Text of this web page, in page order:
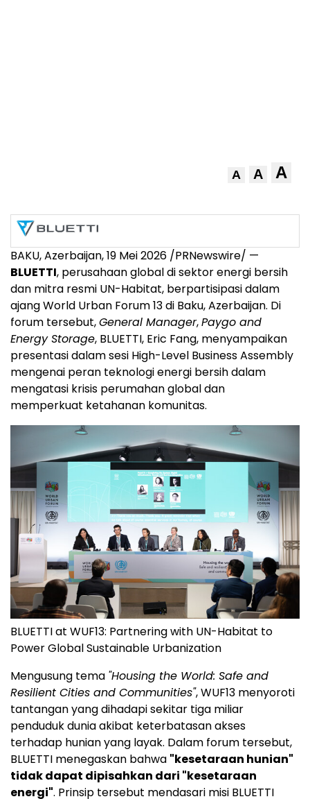
A A A
BAKU, Azerbaijan, 19 Mei 2026 /PRNewswire/ —
BLUETTI, perusahaan global di sektor energi bersih
dan mitra resmi UN-Habitat, berpartisipasi dalam
ajang World Urban Forum 13 di Baku, Azerbaijan. Di
forum tersebut,General Manager,Paygo and
Energy Storage, BLUETTI, Eric Fang, menyampaikan
presentasi dalam sesi High-Level Business Assembly
mengenai peran teknologi energi bersih dalam
mengatasi krisis perumahan global dan
memperkuat ketahanan komunitas.
BLUETTI at WUF13: Partnering with UN-Habitat to
Power Global Sustainable Urbanization
Mengusung tema "Housing the World: Safe and
Resilient Cities and Communities", WUF13 menyoroti
tantangan yang dihadapi sekitar tiga miliar
penduduk dunia akibat keterbatasan akses
terhadap hunian yang layak. Dalam forum tersebut,
BLUETTI menegaskan bahwa "kesetaraan hunian"
tidak dapat dipisahkan dari "kesetaraan
energi". Prinsip tersebut mendasari misi BLUETTI